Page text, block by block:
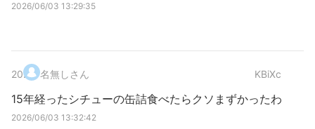
2026/06/03 13:29:35
20. 名無しさん KBiXc
15年経ったシチューの缶詰食べたらクソまずかったわ
2026/06/03 13:32:42